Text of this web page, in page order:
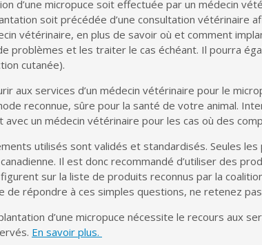
d’une micropuce soit effectuée par un médecin
soit précédée d’une consultation vétérinaire
vétérinaire, en plus de savoir où et comment
problèmes et les traiter le cas échéant. Il pourra
cutanée).
aux services d’un médecin vétérinaire pour le
reconnue, sûre pour la santé de votre animal.
un médecin vétérinaire pour les cas où des
utilisés sont validés et standardisés. Seules
Il est donc recommandé d’utiliser des
sur la liste de produits reconnus par la
de répondre à ces simples questions, ne retenez
d’une micropuce nécessite le recours aux
En savoir plus.